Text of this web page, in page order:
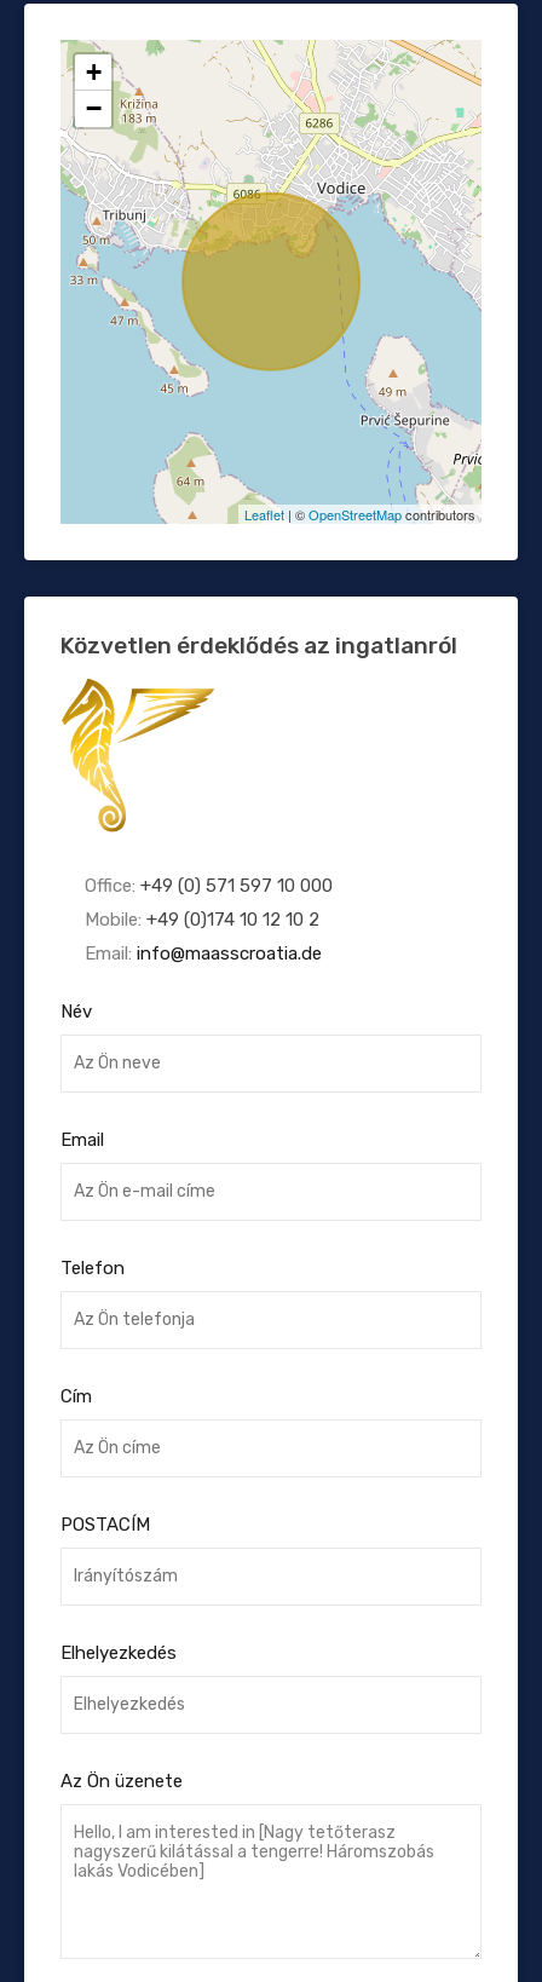
+
−
Leaflet | ©OpenStreetMapcontributors
Közvetlen érdeklődés az ingatlanról
Office: +49 (0) 571 597 10 000
Mobile: +49 (0)174 10 12 10 2
Email: info@maasscroatia.de
Név
Email
Telefon
Cím
POSTACÍM
Elhelyezkedés
Az Ön üzenete